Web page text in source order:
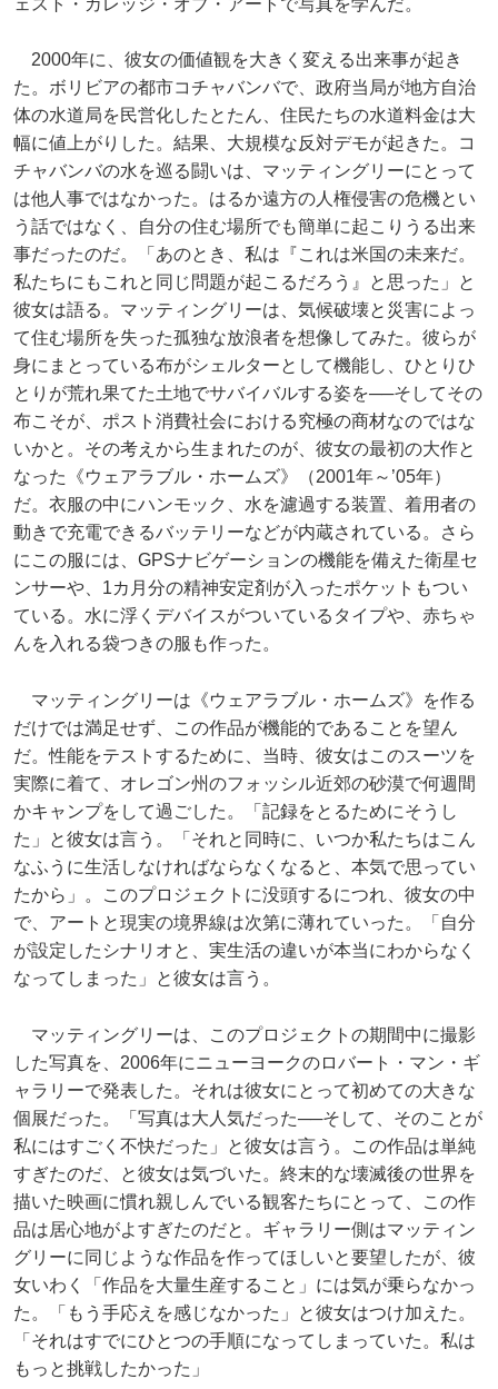
2000年に、彼女の価値観を大きく変える出来事が起き
た。ボリビアの都市コチャバンバで、政府当局が地方自治
体の水道局を民営化したとたん、住民たちの水道料金は大
幅に値上がりした。結果、大規模な反対デモが起きた。コ
チャバンバの水を巡る闘いは、マッティングリーにとって
は他人事ではなかった。はるか遠方の人権侵害の危機とい
う話ではなく、自分の住む場所でも簡単に起こりうる出来
事だったのだ。「あのとき、私は『これは米国の未来だ。
私たちにもこれと同じ問題が起こるだろう』と思った」と
彼女は語る。マッティングリーは、気候破壊と災害によっ
て住む場所を失った孤独な放浪者を想像してみた。彼らが
身にまとっている布がシェルターとして機能し、ひとりひ
とりが荒れ果てた土地でサバイバルする姿を──そしてその
布こそが、ポスト消費社会における究極の商材なのではな
いかと。その考えから生まれたのが、彼女の最初の大作と
なった《ウェアラブル・ホームズ》（2001年～’05年）
だ。衣服の中にハンモック、水を濾過する装置、着用者の
動きで充電できるバッテリーなどが内蔵されている。さら
にこの服には、GPSナビゲーションの機能を備えた衛星セ
ンサーや、1カ月分の精神安定剤が入ったポケットもつい
ている。水に浮くデバイスがついているタイプや、赤ちゃ
んを入れる袋つきの服も作った。
マッティングリーは《ウェアラブル・ホームズ》を作る
だけでは満足せず、この作品が機能的であることを望ん
だ。性能をテストするために、当時、彼女はこのスーツを
実際に着て、オレゴン州のフォッシル近郊の砂漠で何週間
かキャンプをして過ごした。「記録をとるためにそうし
た」と彼女は言う。「それと同時に、いつか私たちはこん
なふうに生活しなければならなくなると、本気で思ってい
たから」。このプロジェクトに没頭するにつれ、彼女の中
で、アートと現実の境界線は次第に薄れていった。「自分
が設定したシナリオと、実生活の違いが本当にわからなく
なってしまった」と彼女は言う。
マッティングリーは、このプロジェクトの期間中に撮影
した写真を、2006年にニューヨークのロバート・マン・ギ
ャラリーで発表した。それは彼女にとって初めての大きな
個展だった。「写真は大人気だった──そして、そのことが
私にはすごく不快だった」と彼女は言う。この作品は単純
すぎたのだ、と彼女は気づいた。終末的な壊滅後の世界を
描いた映画に慣れ親しんでいる観客たちにとって、この作
品は居心地がよすぎたのだと。ギャラリー側はマッティン
グリーに同じような作品を作ってほしいと要望したが、彼
女いわく「作品を大量生産すること」には気が乗らなかっ
た。「もう手応えを感じなかった」と彼女はつけ加えた。
「それはすでにひとつの手順になってしまっていた。私は
もっと挑戦したかった」